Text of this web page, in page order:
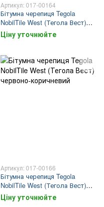
Артикул: 017-00164
Бітумна черепиця Tegola
NobilTile West (Тегола Вест)
теракота
Ціну уточнюйте
Артикул: 017-00166
Бітумна черепиця Tegola
NobilTile West (Тегола Вест)
червоно-коричневий
Ціну уточнюйте